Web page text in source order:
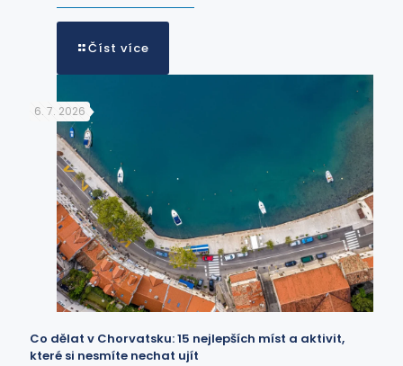
Číst více
6. 7. 2026
Co dělat v Chorvatsku: 15 nejlepších míst a aktivit,
které si nesmíte nechat ujít